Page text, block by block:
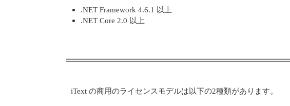
.NET Framework 4.6.1 以上
.NET Core 2.0 以上
iText の商用のライセンスモデルは以下の2種類があります。